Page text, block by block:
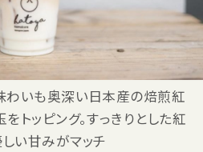
わいも奥深い日本産の焙煎紅
トッピング。すっきりとした紅
い甘みがマッチ